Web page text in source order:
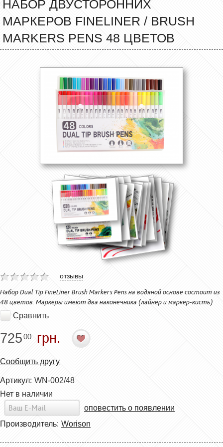
НАБОР ДВУСТОРОННИХ
МАРКЕРОВ FINELINER / BRUSH
MARKERS PENS 48 ЦВЕТОВ
отзывы
Набор Dual Tip FineLiner Brush Markers Pens на водяной основе состоит из
48 цветов. Маркеры имеют два наконечника (лайнер и маркер-кисть)
Сравнить
72500 грн.
Сообщить другу
Артикул: WN-002/48
Нет в наличии
оповестить о появлении
Производитель: Worison